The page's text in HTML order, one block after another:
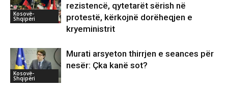
Kosovë-
Shqipëri
rezistencë, qytetarët sërish në
protestë, kërkojnë dorëheqjen e
kryeministrit
Kosovë-
Shqipëri
Murati arsyeton thirrjen e seances për
nesër: Çka kanë sot?